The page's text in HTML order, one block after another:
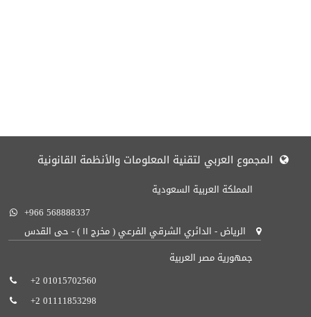
المجموع العربي لتقنية المعلومات والأنظمة القانونية
المملكة العربية السعودية
+966 568888337
الرياض - الدائري الشرقي الفرعي ( مخرج ١١ ) - حى القدس
جمهورية مصر العربية
+2 01015702560
+2 01111853298